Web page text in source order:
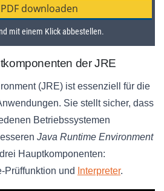
der JRE
(JRE) ist essenziell für die
Sie stellt sicher, dass
Betriebssystemen
Java Runtime Environment
Hauptkomponenten:
Prüffunktion und
Interpreter.